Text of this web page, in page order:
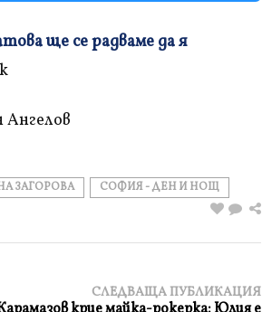
ще се радваме да я
ЗАГОРОВА СОФИЯ - ДЕН И НОЩ
СЛЕДВАЩА ПУБЛИКАЦИЯ